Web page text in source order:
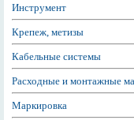
Инструмент
Крепеж, метизы
Кабельные системы
Расходные и монтажные
Маркировка